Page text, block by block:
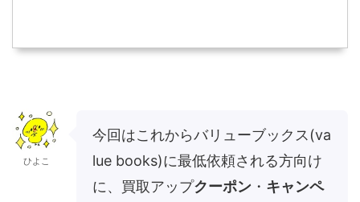
ひよこ
今回はこれからバリューブックス(va
lue books)に最低依頼される方向け
に、買取アップクーポン ・ キャンペ